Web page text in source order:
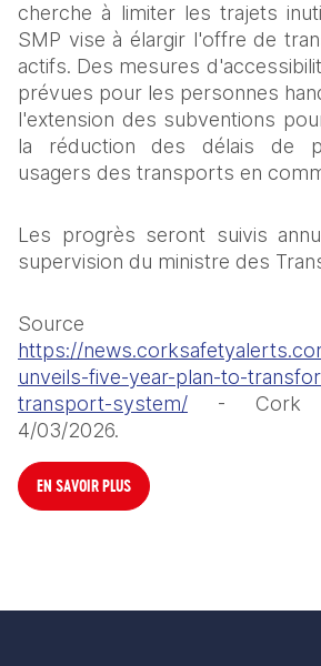
cherche à limiter les trajets
SMP vise à élargir l'offre de
actifs. Des mesures
prévues pour les personnes
l'extension des subventions
la réduction des délais de
usagers des transports en
Les progrès seront suivis
supervision du ministre des
https://
unveils-five-year-plan-to-
transport-system/ - Cork
4/03/2026.
EN SAVOIR PLUS